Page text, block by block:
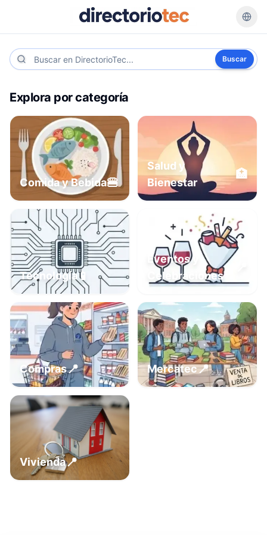
Buscar
Explora por categoría
Comida y Bebida🍔
Salud y
Bienestar
🏥
Tecnología📱
Eventos y
Celebraciones
Compras📍 Mercatec📍
Vivienda📍